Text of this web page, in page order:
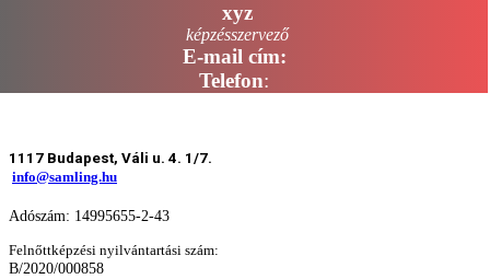
xyz
képzésszervező
E-mail cím:
Telefon:
1117 Budapest, Váli u. 4. 1/7.
info@samling.hu
Adószám: 14995655-2-43
Felnőttképzési nyilvántartási szám:
B/2020/000858